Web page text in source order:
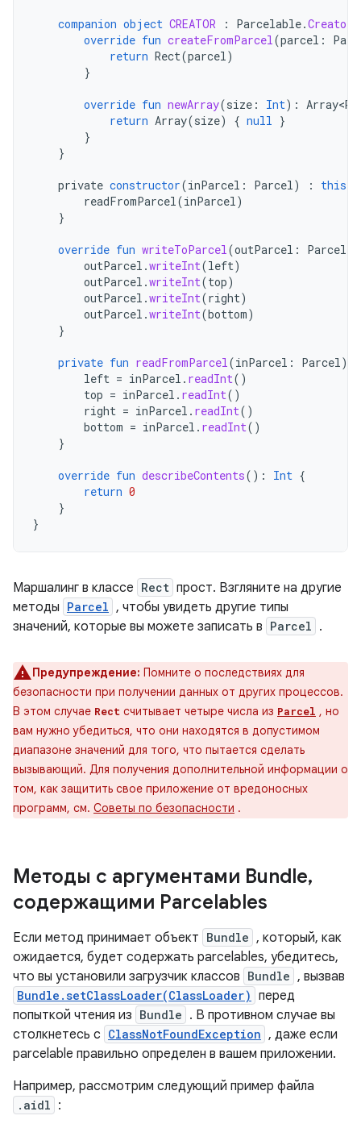
companion object CREATOR : Parcelable.
override fun createFromParcel(parcel :
return Rect(parcel)
}
override fun newArray(size : Int):
return Array(size) { null }
}
}
private constructor(inParcel : Parcel) : this
readFromParcel(inParcel)
}
override fun writeToParcel(outParcel : Parcel
outParcel .writeInt(left)
outParcel .writeInt(top)
outParcel .writeInt(right)
outParcel .writeInt(bottom)
}
private fun readFromParcel(inParcel : Parcel)
left = inParcel . readInt()
top = inParcel . readInt()
right = inParcel . readInt()
bottom = inParcel . readInt()
}
override fun describeContents(): Int {
return 0
}
}
Маршалинг в классе Rect прост. Взгляните на другие
методы Parcel , чтобы увидеть другие типы
значений, которые вы можете записать в Parcel .
Предупреждение: Помните о последствиях для
безопасности при получении данных от других процессов.
В этом случае Rect считывает четыре числа из Parcel , но
вам нужно убедиться, что они находятся в допустимом
диапазоне значений для того, что пытается сделать
вызывающий. Для получения дополнительной информации о
том, как защитить свое приложение от вредоносных
программ, см. Советы по безопасности .
Методы с аргументами Bundle,
содержащими Parcelables
Если метод принимает объект Bundle , который, как
ожидается, будет содержать parcelables, убедитесь,
что вы установили загрузчик классов Bundle , вызвав
Bundle.setClassLoader(ClassLoader) перед
попыткой чтения из Bundle . В противном случае вы
столкнетесь с ClassNotFoundException , даже если
parcelable правильно определен в вашем приложении.
Например, рассмотрим следующий пример файла
.aidl :